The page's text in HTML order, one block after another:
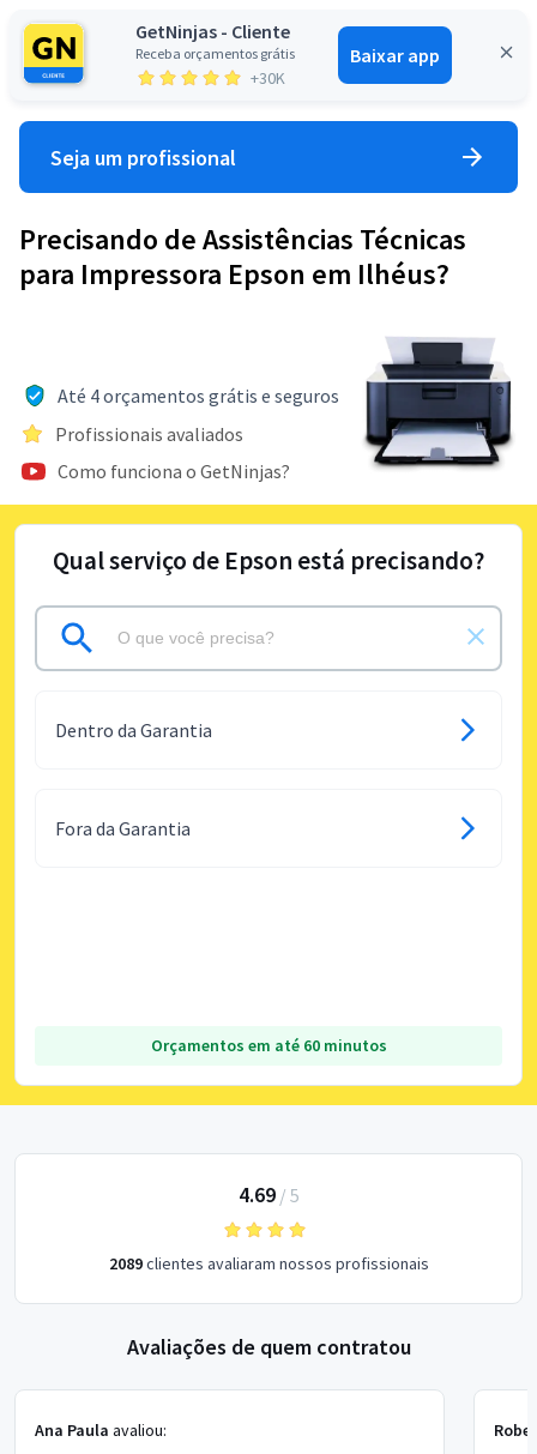
GetNinjas - Cliente
Receba orçamentos grátis
+30K
Baixar app
Entrar
Seja um profissional
Precisando de Assistências Técnicas
para Impressora Epson em Ilhéus?
Até 4 orçamentos grátis e seguros
Profissionais avaliados
Como funciona o GetNinjas?
Qual serviço de Epson está precisando?
Dentro da Garantia
Fora da Garantia
Orçamentos em até 60 minutos
4.69/ 5
2089clientes avaliaram nossos profissionais
Avaliações de quem contratou
Ana Paula avaliou: